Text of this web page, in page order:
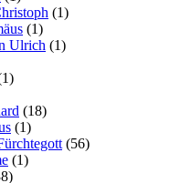
(1)
(1)
Ulrich (1)
(18)
(1)
(56)
(1)